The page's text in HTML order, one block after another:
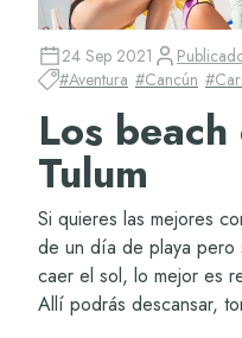
24 Sep 2021
#Aventura #Cancún #
Los
Tulum
Si quieres las mejores
de un día de playa pero
caer el sol, lo mejor es
Allí podrás descansar,